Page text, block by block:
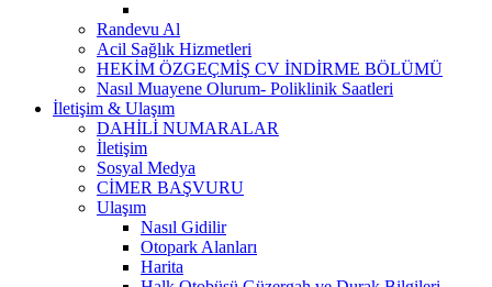
Randevu Al
Acil Sağlık Hizmetleri
HEKİM ÖZGEÇMİŞ CV İNDİRME BÖLÜMÜ
Nasıl Muayene Olurum- Poliklinik Saatleri
İletişim & Ulaşım
DAHİLİ NUMARALAR
İletişim
Sosyal Medya
CİMER BAŞVURU
Ulaşım
Nasıl Gidilir
Otopark Alanları
Harita